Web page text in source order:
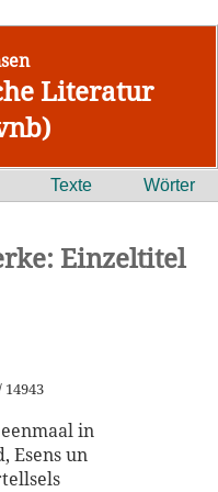
Literatur
Texte Wörter
Einzeltitel
14943
in
Esens un